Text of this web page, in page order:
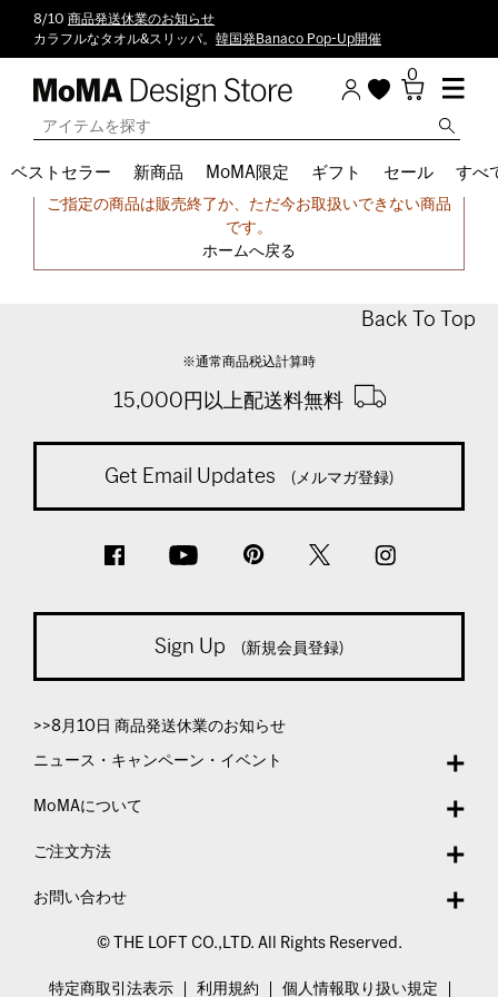
8/10 商品発送休業のお知らせ
カラフルなタオル&スリッパ。 韓国発Banaco Pop-Up開催
0
ベストセラー 新商品 MoMA限定 ギフト セール すべ
申し訳ございません。
ご指定の商品は販売終了か、ただ今お取扱いできない商品
です。
ホームへ戻る
Back To Top
※通常商品税込計算時
15,000円以上配送料無料
Get Email Updates (メルマガ登録)
Sign Up (新規会員登録)
>>8月10日 商品発送休業のお知らせ
ニュース・キャンペーン・イベント
MoMAについて
ご注文方法
お問い合わせ
© THE LOFT CO.,LTD. All Rights Reserved.
特定商取引法表示 利用規約 個人情報取り扱い規定